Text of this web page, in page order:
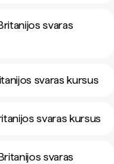
svaras
svaras kursus
svaras kursus
svaras